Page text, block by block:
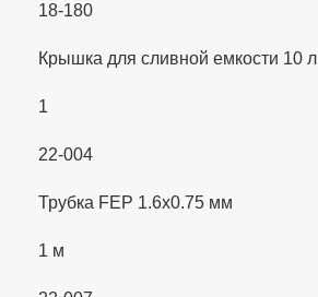
18-180
Крышка для сливной емкости 10 л
1
22-004
Трубка FEP 1.6x0.75 мм
1 м